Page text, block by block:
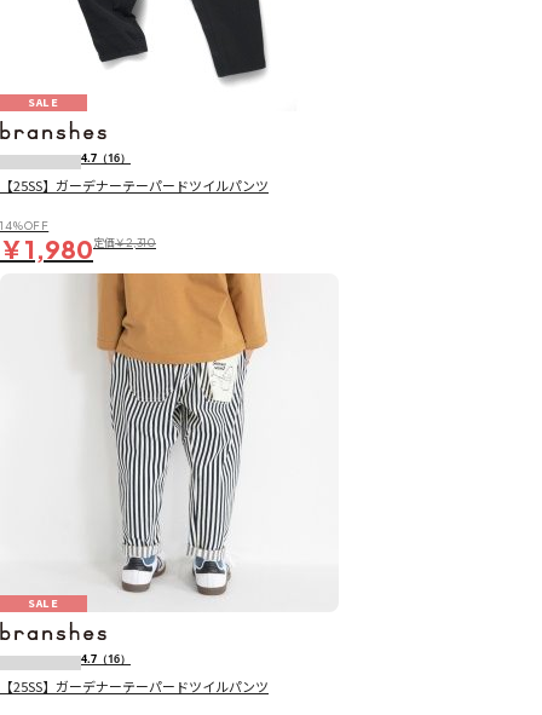
SALE
4.7 （16）
【25SS】ガーデナーテーパードツイルパンツ
14％OFF
￥1,980定価￥2,310
SALE
4.7 （16）
【25SS】ガーデナーテーパードツイルパンツ